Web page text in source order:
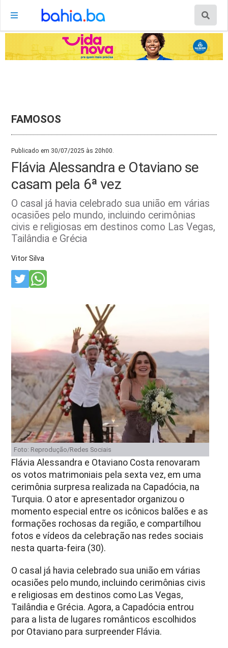
FAMOSOS
Publicado em 30/07/2025 às 20h00.
Flávia Alessandra e Otaviano se
casam pela 6ª vez
O casal já havia celebrado sua união em várias
ocasiões pelo mundo, incluindo cerimônias
civis e religiosas em destinos como Las Vegas,
Tailândia e Grécia
Vitor Silva
Foto: Reprodução/Redes Sociais
Flávia Alessandra e Otaviano Costa renovaram
os votos matrimoniais pela sexta vez, em uma
cerimônia surpresa realizada na Capadócia, na
Turquia. O ator e apresentador organizou o
momento especial entre os icônicos balões e as
formações rochosas da região, e compartilhou
fotos e vídeos da celebração nas redes sociais
nesta quarta-feira (30).
O casal já havia celebrado sua união em várias
ocasiões pelo mundo, incluindo cerimônias civis
e religiosas em destinos como Las Vegas,
Tailândia e Grécia. Agora, a Capadócia entrou
para a lista de lugares românticos escolhidos
por Otaviano para surpreender Flávia.